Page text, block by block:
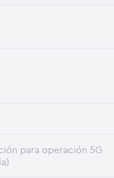
para operación 5G